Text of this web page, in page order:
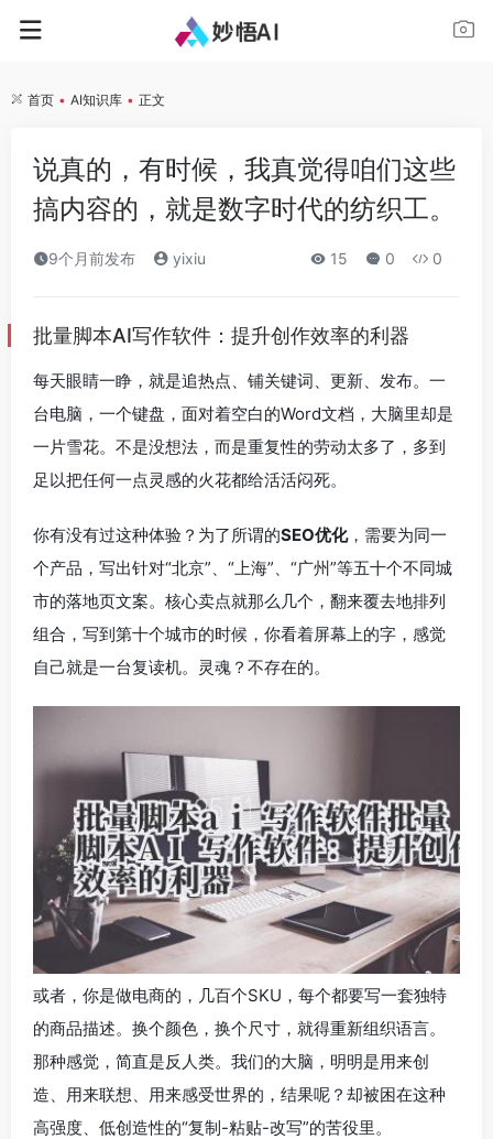
首页 • AI知识库 • 正文
说真的，有时候，我真觉得咱们这些
搞内容的，就是数字时代的纺织工。
9个月前发布 yixiu 15 0 0
批量脚本AI写作软件：提升创作效率的利器
每天眼睛一睁，就是追热点、铺关键词、更新、发布。一
台电脑，一个键盘，面对着空白的Word文档，大脑里却是
一片雪花。不是没想法，而是重复性的劳动太多了，多到
足以把任何一点灵感的火花都给活活闷死。
你有没有过这种体验？为了所谓的SEO优化，需要为同一
个产品，写出针对“北京”、“上海”、“广州”等五十个不同城
市的落地页文案。核心卖点就那么几个，翻来覆去地排列
组合，写到第十个城市的时候，你看着屏幕上的字，感觉
自己就是一台复读机。灵魂？不存在的。
或者，你是做电商的，几百个SKU，每个都要写一套独特
的商品描述。换个颜色，换个尺寸，就得重新组织语言。
那种感觉，简直是反人类。我们的大脑，明明是用来创
造、用来联想、用来感受世界的，结果呢？却被困在这种
高强度、低创造性的“复制-粘贴-改写”的苦役里。